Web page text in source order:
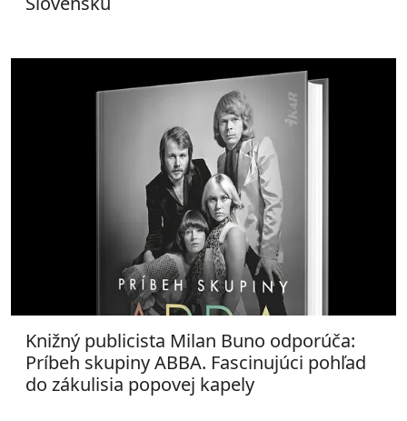
Knižný publicista Milan Buno odporúča:
Príbeh skupiny ABBA. Fascinujúci pohľad
do zákulisia popovej kapely